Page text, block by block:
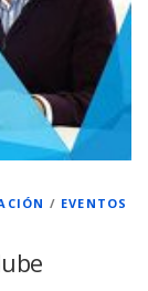
/ EVENTOS